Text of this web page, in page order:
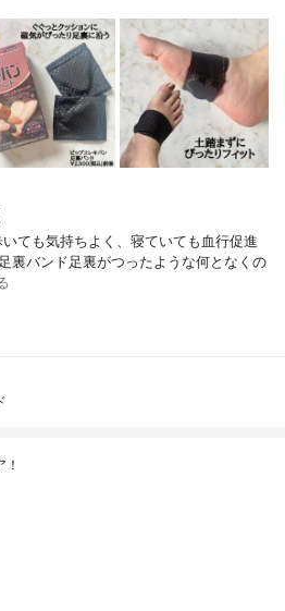
ても気持ちよく、寝ていても血行促進
裏バンド⁡⁡足裏がつったような何となくの